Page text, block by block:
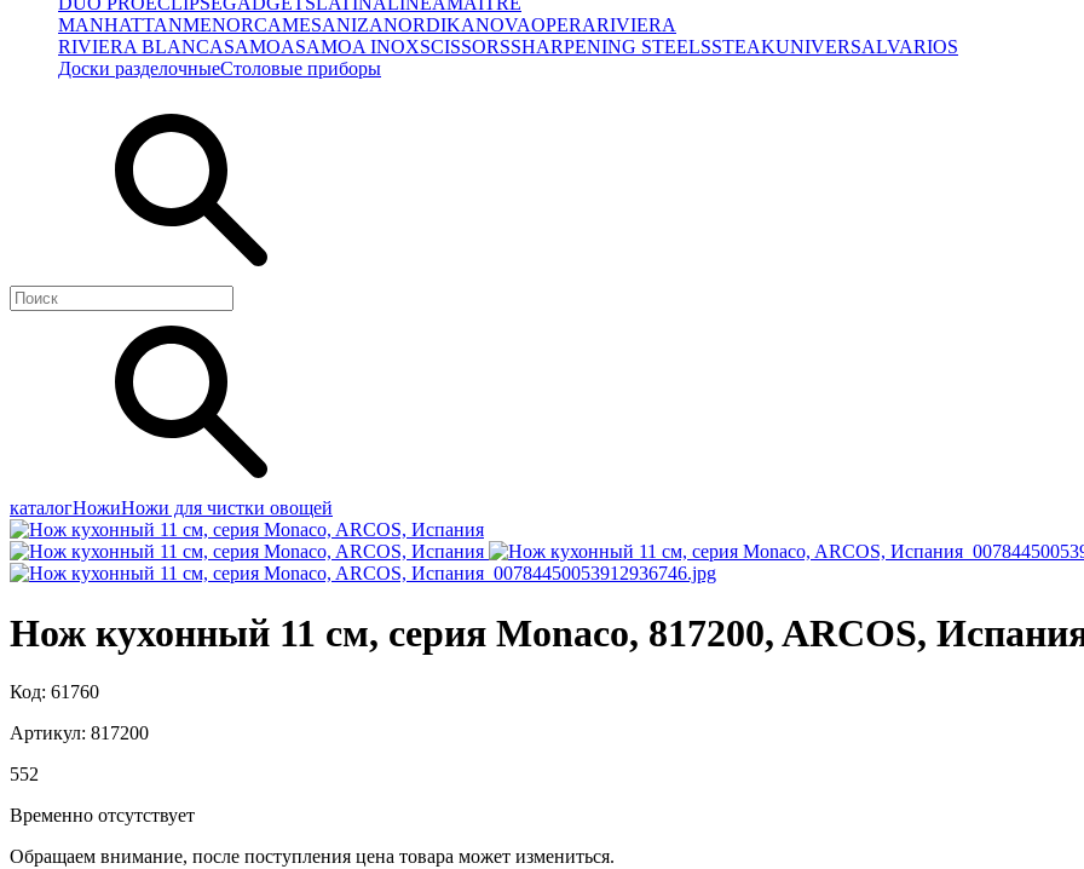
MANHATTANMENORCAMESANIZANORDIKANOVAOPERARIVIERA
RIVIERA BLANCASAMOASAMOA INOXSCISSORSSHARPENING STEELSSTEAKUNIVERSALVARIOS
Доски разделочныеСтоловые приборы
каталогНожиНожи для чистки овощей
Нож кухонный 11 см, серия Monaco, 817200, ARCOS,
Код: 61760
Артикул: 817200
552
Временно отсутствует
Обращаем внимание, после поступления цена товара может измениться.